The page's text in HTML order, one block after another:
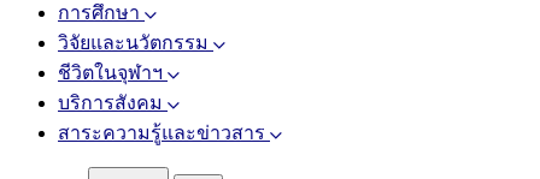
การศึกษา
วิจัยและนวัตกรรม
ชีวิตในจุฬาฯ
บริการสังคม
สาระความรู้และข่าวสาร